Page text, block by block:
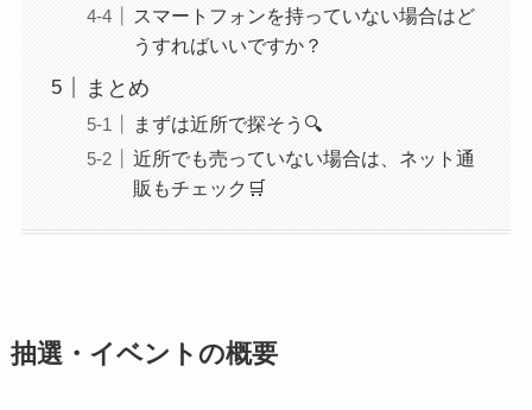
スマートフォンを持っていない場合はど
うすればいいですか？
まとめ
まずは近所で探そう🔍
近所でも売っていない場合は、ネット通
販もチェック🛒
抽選・イベントの概要